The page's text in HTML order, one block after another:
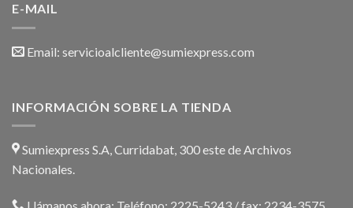
E-MAIL
Email: servicioalcliente@sumiexpress.com
INFORMACIÓN SOBRE LA TIENDA
Sumiexpress S.A, Curridabat, 300 este de Archivos
Nacionales.